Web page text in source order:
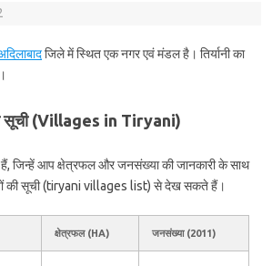
जिले में स्थित एक नगर एवं मंडल है। तिर्यानी का
सूची (Villages in Tiryani)
हैं, जिन्हें आप क्षेत्रफल और जनसंख्या की जानकारी के साथ
की सूची (tiryani villages list) से देख सकते हैं।
क्षेत्रफल (HA) जनसंख्या (2011)